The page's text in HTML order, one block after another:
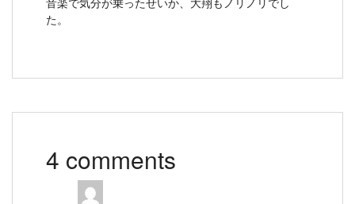
た。
4 comments